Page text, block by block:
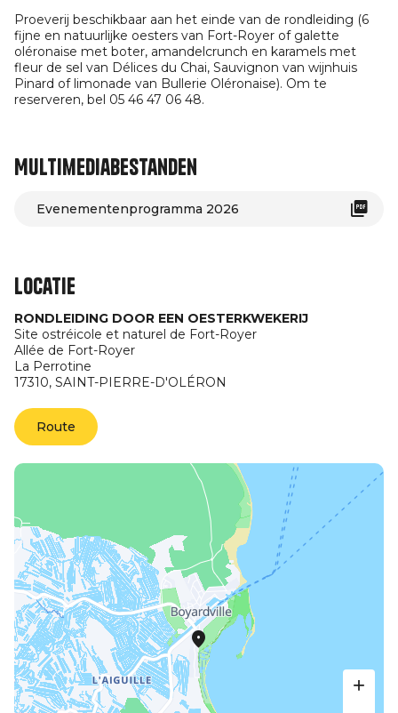
Proeverij beschikbaar aan het einde van de rondleiding (6
fijne en natuurlijke oesters van Fort-Royer of galette
oléronaise met boter, amandelcrunch en karamels met
fleur de sel van Délices du Chai, Sauvignon van wijnhuis
Pinard of limonade van Bullerie Oléronaise). Om te
reserveren, bel 05 46 47 06 48.
Multimediabestanden
Evenementenprogramma 2026
Locatie
RONDLEIDING DOOR EEN OESTERKWEKERIJ
Site ostréicole et naturel de Fort-Royer
Allée de Fort-Royer
La Perrotine
17310, SAINT-PIERRE-D'OLÉRON
Route